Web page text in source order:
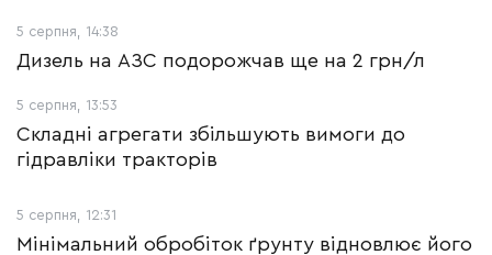
5 серпня, 14:38
Дизель на АЗС подорожчав ще на 2 грн/л
5 серпня, 13:53
Складні агрегати збільшують вимоги до
гідравліки тракторів
5 серпня, 12:31
Мінімальний обробіток ґрунту відновлює його